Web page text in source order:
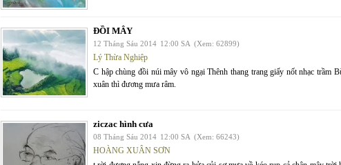
ĐỒI MÂY
12 Tháng Sáu 2014 12:00 SA (Xem: 62899)
Lý Thừa Nghiệp
C hập chùng đồi núi mây vô ngại Thênh thang trang giấy nốt nhạc trầm
xuân thì đương mưa râm.
ziczac hình cưa
08 Tháng Sáu 2014 12:00 SA (Xem: 66243)
HOÀNG XUÂN SƠN